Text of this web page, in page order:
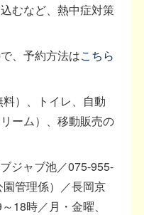
むなど、熱中症対策
、予約方法はこちら
料）、トイレ、自動
ーム）、移動販売の
ジャブ池／075-955-
管理係）／長岡京
18時／月・金曜、